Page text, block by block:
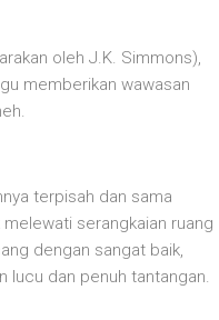
oleh J.K. Simmons),
memberikan wawasan
terpisah dan sama
serangkaian ruang
dengan sangat baik,
lucu dan penuh tantangan.